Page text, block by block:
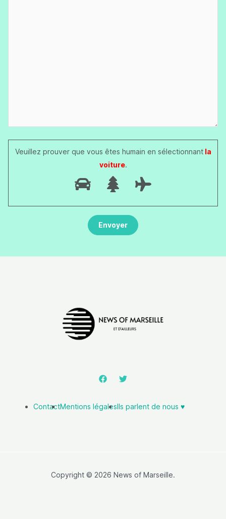
Veuillez prouver que vous êtes humain en sélectionnantla
voiture.
ContactMentions légalesIls parlent de nous ♥️
Copyright © 2026 News of Marseille.